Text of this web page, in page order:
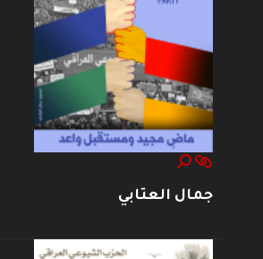
جمال العتابي